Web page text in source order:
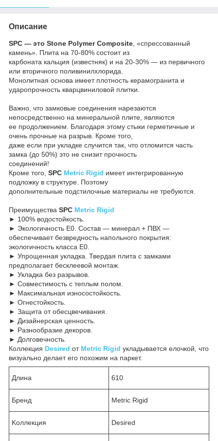
Описание
SPC — это Stone Polymer Composite , «спрессованный
камень». Плита на 70-80% состоит из
карбоната кальция (известняк) и на 20-30% — из первичного
или вторичного поливинилхлорида.
Монолитная основа имеет плотность керамогранита и
ударопрочность кварцвиниловой плитки.
Важно, что замковые соединения нарезаются
непосредственно на минеральной плите, являются
ее продолжением. Благодаря этому стыки герметичные и
очень прочные на разрыв. Кроме того,
даже если при укладке случится так, что отломится часть
замка (до 50%) это не снизит прочность
соединений!
Кроме того, SPC Metric Rigid имеет интегрированную
подложку в структуре. Поэтому
дополнительные подстилочные материалы не требуются.
Преимущества SPC Metric Rigid
► 100% водостойкость.
► Экологичность Е0. Cостав — минерал + ПВХ —
обеспечивает безвредность напольного покрытия:
экологичность класса Е0.
► Упрощенная укладка. Твердая плита с замками
предполагает бесклеевой монтаж.
► Укладка без разрывов.
► Совместимость с теплым полом.
► Максимальная износостойкость.
► Огнестойкость.
► Защита от обесцвечивания.
► Дизайнерская ценность.
► Разнообразие декоров.
► Долговечность.
Коллекция Desired от Metric Rigid укладывается елочкой, что
визуально делает его похожим на паркет.
Длина 610
Бренд Metric Rigid
Kоллекция Desired